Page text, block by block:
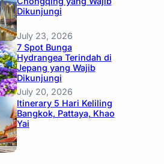
Dikunjungi
July 23, 2026
7 Spot Bunga
Hydrangea Terindah di
Jepang yang Wajib
Dikunjungi
July 20, 2026
Itinerary 5 Hari Keliling
Bangkok, Pattaya, Khao
Yai